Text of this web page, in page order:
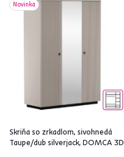
Novinka
Skriňa so zrkadlom, sivohnedá
Taupe/dub silverjack, DOMCA 3D